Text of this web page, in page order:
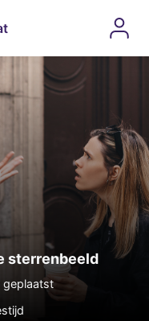
sterrenbeeld
geplaatst